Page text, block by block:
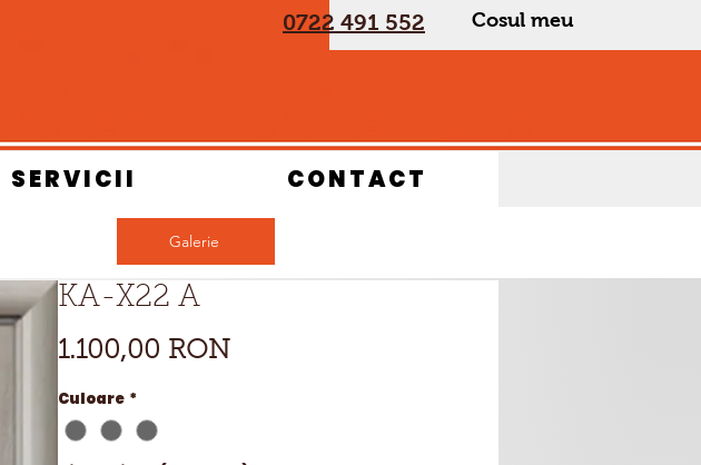
Cosul meu
0722 491 552
SERVICII CONTACT
Galerie
KA-X22 A
1.100,00 RON
Culoare *